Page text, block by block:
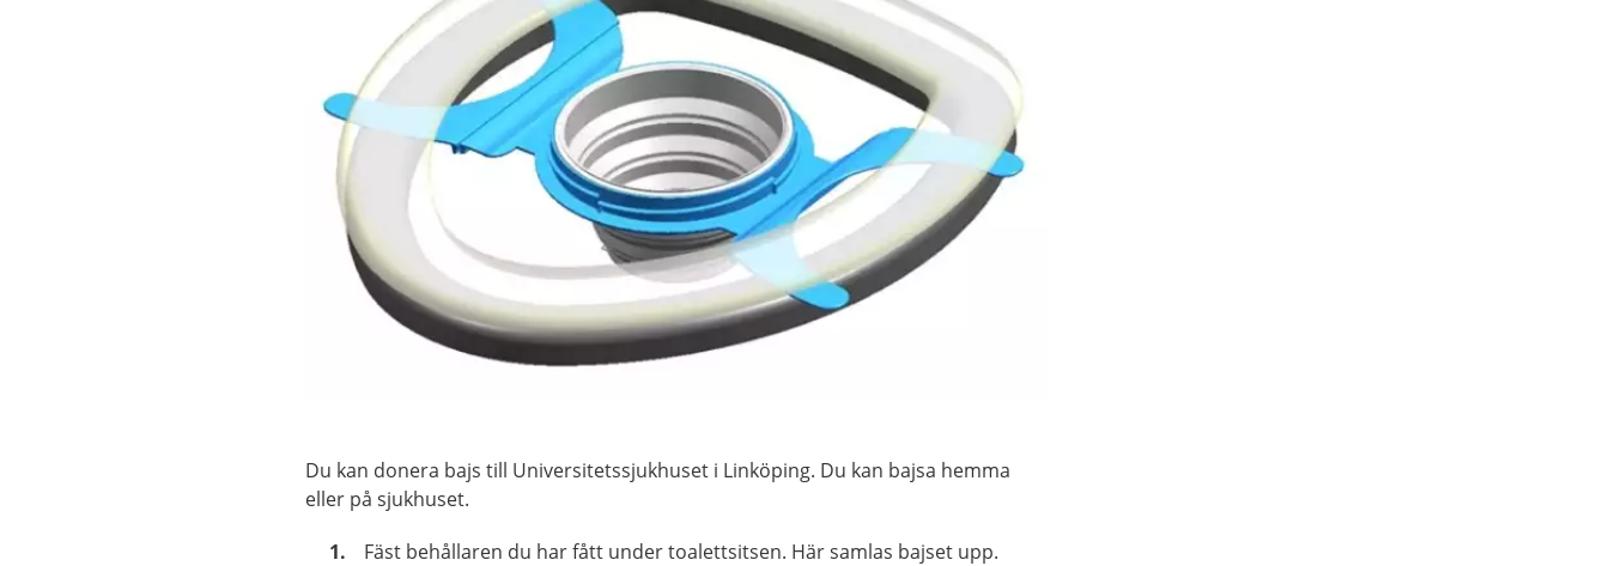
Du kan donera bajs till Universitetssjukhuset i Linköping. Du kan bajsa hemma
eller på sjukhuset.
Fäst behållaren du har fått under toalettsitsen. Här samlas bajset upp.